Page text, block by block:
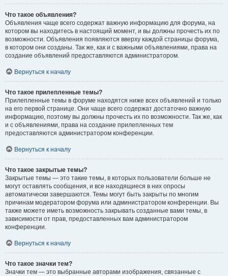
Что такое объявления?
Объявления чаще всего содержат важную информацию для форума, на
котором вы находитесь в настоящий момент, и вы должны прочесть их по
возможности. Объявления появляются вверху каждой страницы форума,
в котором они созданы. Так же, как и с важными объявлениями, права на
создание объявлений предоставляются администратором.
Вернуться к началу
Что такое прилепленные темы?
Прилепленные темы в форуме находятся ниже всех объявлений и только
на его первой странице. Они чаще всего содержат достаточно важную
информацию, поэтому вы должны прочесть их по возможности. Так же, как
и с объявлениями, права на создание прилепленных тем
предоставляются администратором конференции.
Вернуться к началу
Что такое закрытые темы?
Закрытые темы — это такие темы, в которых пользователи больше не
могут оставлять сообщения, и все находящиеся в них опросы
автоматически завершаются. Темы могут быть закрыты по многим
причинам модератором форума или администратором конференции. Вы
также можете иметь возможность закрывать созданные вами темы, в
зависимости от прав, предоставленных вам администратором
конференции.
Вернуться к началу
Что такое значки тем?
Значки тем — это выбранные авторами изображения, связанные с